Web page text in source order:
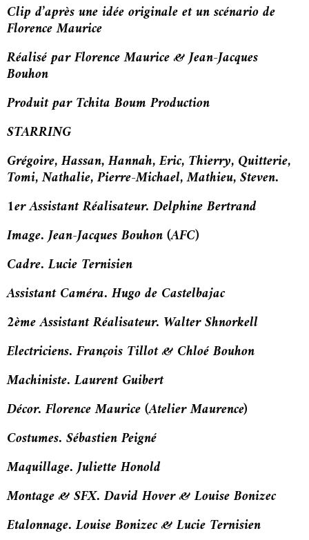
Clip d’après une idée originale et un scénario de
Florence Maurice
Réalisé par Florence Maurice & Jean-Jacques
Bouhon
Produit par Tchita Boum Production
STARRING
Grégoire, Hassan, Hannah, Eric, Thierry, Quitterie,
Tomi, Nathalie, Pierre-Michael, Mathieu, Steven.
1er Assistant Réalisateur. Delphine Bertrand
Image. Jean-Jacques Bouhon (AFC)
Cadre. Lucie Ternisien
Assistant Caméra. Hugo de Castelbajac
2ème Assistant Réalisateur. Walter Shnorkell
Electriciens. François Tillot & Chloé Bouhon
Machiniste. Laurent Guibert
Décor. Florence Maurice (Atelier Maurence)
Costumes. Sébastien Peigné
Maquillage. Juliette Honold
Montage & SFX. David Hover & Louise Bonizec
Etalonnage. Louise Bonizec & Lucie Ternisien